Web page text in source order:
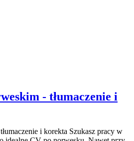
- tłumaczenie i
i korekta Szukasz pracy w